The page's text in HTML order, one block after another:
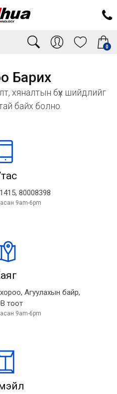
0
Барих
хяналтын бүх шийдлийг
байх болно.
80008398
9am-6pm
хороо, Агуулахын байр,
тоот
9am-6pm